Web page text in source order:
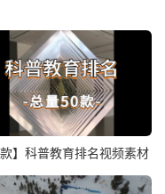
款】科普教育排名视频素材